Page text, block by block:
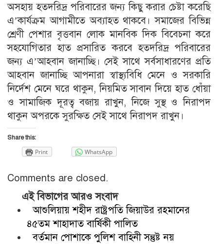
অসহায় হতদরিদ্র পরিবারের জন্য কিছু করার চেষ্টা করেছি
এ’কার্যক্রম আগামীতে অব্যাহত থাকবে। সমাজের বিভিন্ন
শ্রেণী পেশার বৃত্তবান লোক মানবিক দিক বিবেচনা করে
সহযোগিতার হাত প্রসারিত করবে হতদরিদ্র পরিবারের
জন্য এ’আহবান জানাচ্ছি। সেই সাথে সর্বসাধারণের প্রতি
আহবান জানাচ্ছি আপনারা স্বাস্থ্যবিধি মেনে ও সরকারি
নির্দেশ মেনে ঘরে থাকুন, নিয়মিত সাবান দিয়ে হাত ধোঁয়া
ও সামাজিক দূরত্ব বজায় রাখুন, নিজে সুস্থ ও নিরাপদ
থাকুন অপরকে সুরক্ষিত সেই সাথে নিরাপদ রাখুন।
Share this:
Print WhatsApp
Comments are closed.
এই বিভাগের আরও সংবাদ
আশুলিয়ায় শহীদ রাষ্ট্রপতি জিয়াউর রহমানের
৪৫তম শাহাদাত বার্ষিকী পালিত
বর্তমান পোশাকে পুলিশ বাহিনী সন্তুষ্ট নয়